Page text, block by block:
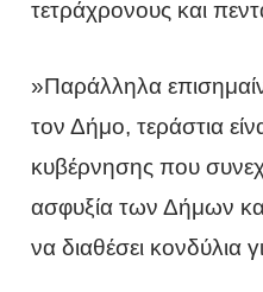
τετράχρονους και
»Παράλληλα
τον Δήμο, τεράστια
κυβέρνησης που
ασφυξία των Δήμων
να διαθέσει κονδύλια